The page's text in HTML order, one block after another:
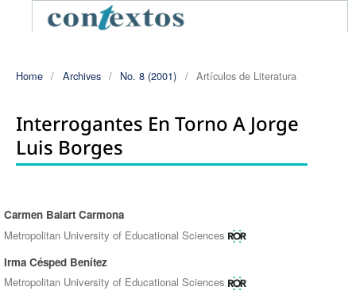
Home / Archives / No. 8 (2001) / Artículos de Literatura
Interrogantes En Torno A Jorge
Luis Borges
Authors
Carmen Balart Carmona
Metropolitan University of Educational Sciences
Irma Césped Benítez
Metropolitan University of Educational Sciences